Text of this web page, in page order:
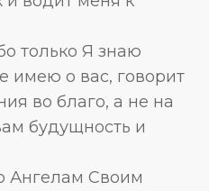
только Я знаю
имею о вас, говорит
во благо, а не на
будущность и
Ангелам Своим